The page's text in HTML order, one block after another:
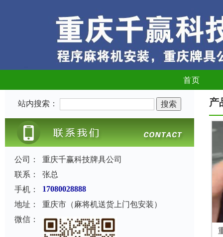
首页
站内搜索：
公司：
重庆千赢科技牌具公司
联系：
张总
手机：
17080028888
地址：
重庆市（麻将机送货上门包安装）
微信：
产